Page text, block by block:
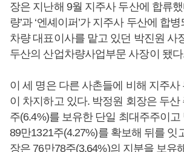
장은 지난해 9월 지주사 두산에 합류했
량’과 ‘엔셰이퍼’가 지주사 두산에 합
차량 대표이사를 맡고 있던 박진원 사
두산의 산업차량사업부문 사장이 됐
이 세 명은 다른 사촌들에 비해 지주사
이 차지하고 있다. 박정원 회장은 두산
주(6.4%)를 보유한 단일 최대주주이
89만1321주(4.27%)를 확보해 뒤를 잇
장은 76만78주(3.64%)의 지분을 보유